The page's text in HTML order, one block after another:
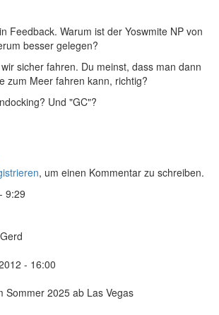
Feedback. Warum ist der Yoswmite NP von
besser gelegen?
sicher fahren. Du meinst, dass man dann
zum Meer fahren kann, richtig?
Und "GC"?
, um einen Kommentar zu schreiben.
9:29
- 16:00
Sommer 2025 ab Las Vegas